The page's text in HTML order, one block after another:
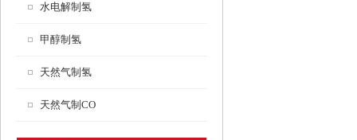
水电解制氢
甲醇制氢
天然气制氢
天然气制CO